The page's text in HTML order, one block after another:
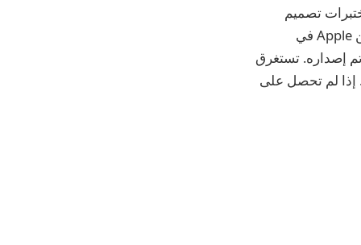
تصميم
إمكانية الوصول لفهم كيفية تنقل الأشخاص الذين يستخدمون ميزات إمكانية الوصول من Apple في
إصداره. تستغرق
إذا لم تحصل على